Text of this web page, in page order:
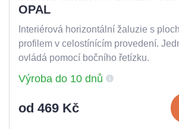
OPAL
Interiérová horizontální žaluzie s
profilem v celostínícím provedení.
ovládá pomocí bočního řetízku.
Výroba do 10 dnů
od 469 Kč